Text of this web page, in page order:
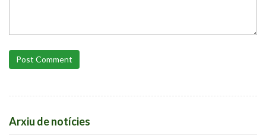
Post Comment
Arxiu de notícies